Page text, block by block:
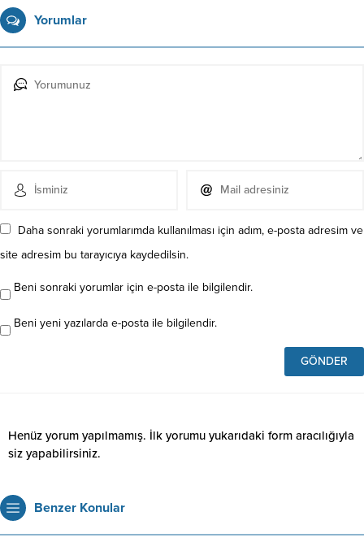
Yorumlar
Daha sonraki yorumlarımda kullanılması için adım, e-posta adresim ve
site adresim bu tarayıcıya kaydedilsin.
Beni sonraki yorumlar için e-posta ile bilgilendir.
Beni yeni yazılarda e-posta ile bilgilendir.
Henüz yorum yapılmamış. İlk yorumu yukarıdaki form aracılığıyla
siz yapabilirsiniz.
Benzer Konular